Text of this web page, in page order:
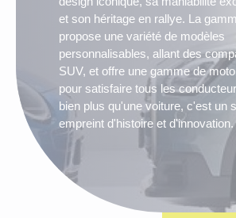
Facturation
Restitution
MODÈLES EN LLD
LLD Citroën Berlingo
LLD Citroën Jumpy
LLD Citroën Jumper
LLD Renault Master
LLD Renault Trafic
LLD Renault Kangoo
LLD Peugeot Expert
LLD Peugeot Partner
POUR QUI ?
Professions Libérales
Artisans / commerçants
Autoentrepreneur
et son héritage en rallye. La
propose une variété de modèles
personnalisables, allant des
SUV, et offre une gamme de
pour satisfaire tous les
bien plus qu'une voiture, c'est un
empreint d'histoire et d'innovation.